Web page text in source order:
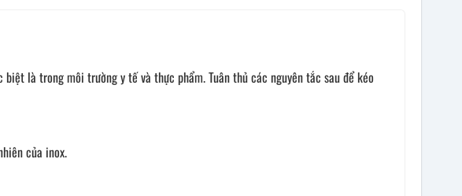
là trong môi trường y tế và thực phẩm. Tuân thủ các nguyên tắc sau để kéo
của inox.